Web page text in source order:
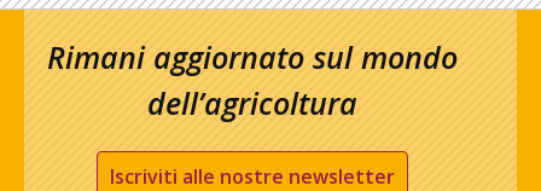
Rimani aggiornato sul mondo
dell’agricoltura
Iscriviti alle nostre newsletter